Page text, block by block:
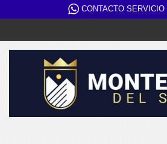
CONTACTO SERVICIO